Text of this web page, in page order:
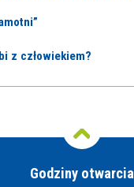
z człowiekiem?
Godziny otwarcia